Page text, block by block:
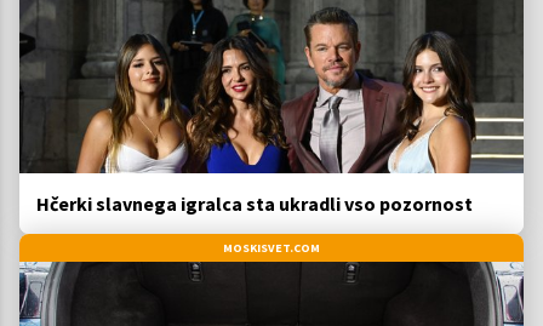
Hčerki slavnega igralca sta ukradli vso pozornost
MOSKISVET.COM